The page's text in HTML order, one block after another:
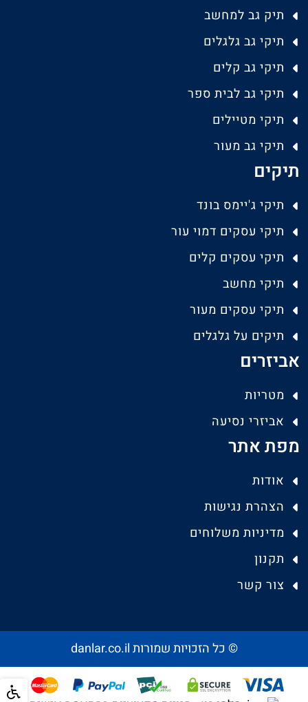
תיק גב למחשב
תיקי גב גלגלים
תיקי גב קלים
תיקי גב לבית ספר
תיקי מטיילים
תיקי גב מעור
תיקים
תיקי ג'יימס בונד
תיקי עסקים דמוי עור
תיקי עסקים קלים
תיקי מחשב
תיקי עסקים מעור
תיקים על גלגלים
אביזרים
מטריות
אביזרי נסיעה
מפת אתר
אודות
הצהרת נגישות
מדיניות משלוחים
תקנון
צור קשר
© כל הזכויות שמורות danlar.co.il